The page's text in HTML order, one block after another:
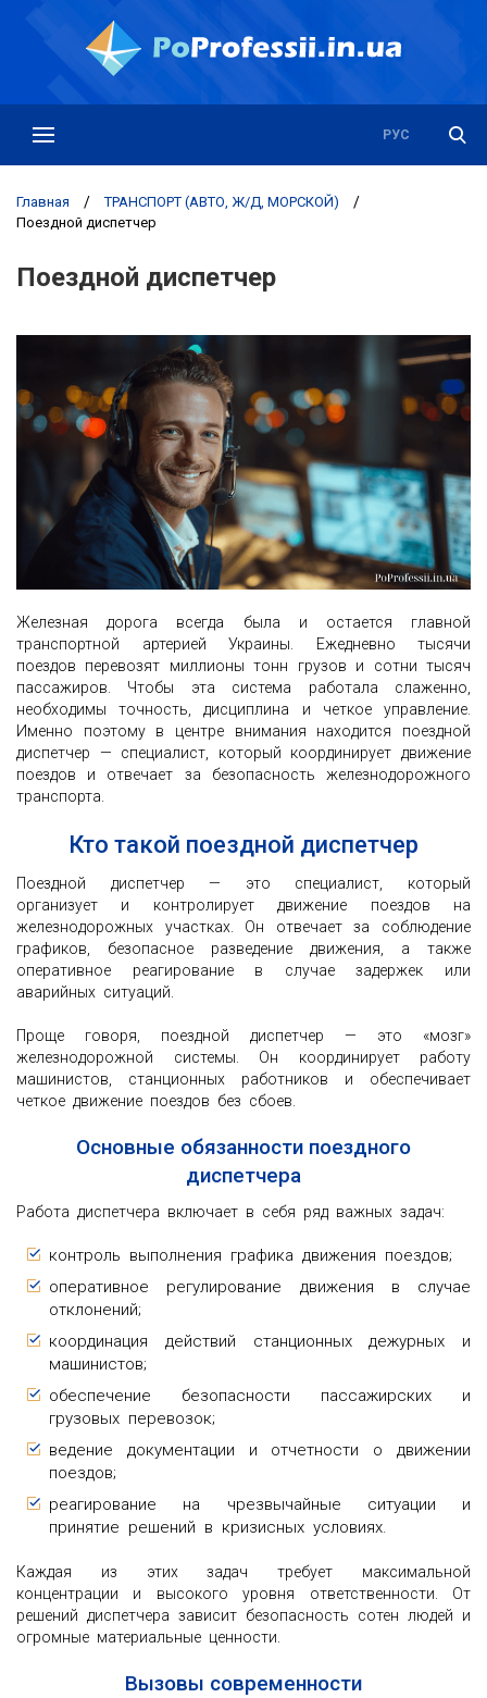
РУС
УКР
Главная / ТРАНСПОРТ (АВТО, Ж/Д, МОРСКОЙ) /
Поездной диспетчер
Поездной диспетчер
Железная дорога всегда была и остается главной
транспортной артерией Украины. Ежедневно тысячи
поездов перевозят миллионы тонн грузов и сотни тысяч
пассажиров. Чтобы эта система работала слаженно,
необходимы точность, дисциплина и четкое управление.
Именно поэтому в центре внимания находится поездной
диспетчер — специалист, который координирует движение
поездов и отвечает за безопасность железнодорожного
транспорта.
Кто такой поездной диспетчер
Поездной диспетчер — это специалист, который
организует и контролирует движение поездов на
железнодорожных участках. Он отвечает за соблюдение
графиков, безопасное разведение движения, а также
оперативное реагирование в случае задержек или
аварийных ситуаций.
Проще говоря, поездной диспетчер — это «мозг»
железнодорожной системы. Он координирует работу
машинистов, станционных работников и обеспечивает
четкое движение поездов без сбоев.
Основные обязанности поездного
диспетчера
Работа диспетчера включает в себя ряд важных задач:
контроль выполнения графика движения поездов;
оперативное регулирование движения в случае
отклонений;
координация действий станционных дежурных и
машинистов;
обеспечение безопасности пассажирских и
грузовых перевозок;
ведение документации и отчетности о движении
поездов;
реагирование на чрезвычайные ситуации и
принятие решений в кризисных условиях.
Каждая из этих задач требует максимальной
концентрации и высокого уровня ответственности. От
решений диспетчера зависит безопасность сотен людей и
огромные материальные ценности.
Вызовы современности